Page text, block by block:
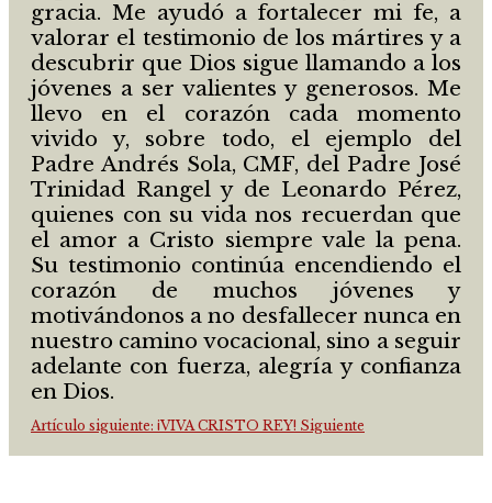
gracia. Me ayudó a fortalecer mi fe, a
valorar el testimonio de los mártires y a
descubrir que Dios sigue llamando a los
jóvenes a ser valientes y generosos. Me
llevo en el corazón cada momento
vivido y, sobre todo, el ejemplo del
Padre Andrés Sola, CMF, del Padre José
Trinidad Rangel y de Leonardo Pérez,
quienes con su vida nos recuerdan que
el amor a Cristo siempre vale la pena.
Su testimonio continúa encendiendo el
corazón de muchos jóvenes y
motivándonos a no desfallecer nunca en
nuestro camino vocacional, sino a seguir
adelante con fuerza, alegría y confianza
en Dios.
Artículo siguiente: ¡VIVA CRISTO REY! Siguiente